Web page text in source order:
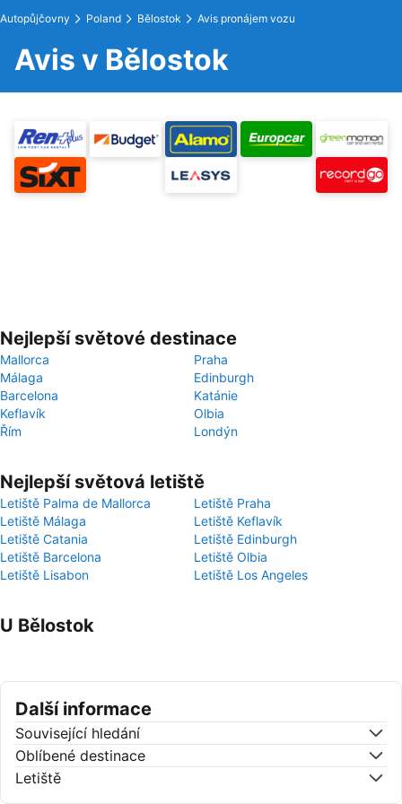
Autopůjčovny Poland Bělostok Avis pronájem vozu
Avis v Bělostok
Nejlepší světové destinace
Mallorca
Praha
Málaga
Edinburgh
Barcelona
Katánie
Keflavík
Olbia
Řím
Londýn
Nejlepší světová letiště
Letiště Palma de Mallorca
Letiště Praha
Letiště Málaga
Letiště Keflavík
Letiště Catania
Letiště Edinburgh
Letiště Barcelona
Letiště Olbia
Letiště Lisabon
Letiště Los Angeles
U Bělostok
Další informace
Související hledání
Oblíbené destinace
Letiště